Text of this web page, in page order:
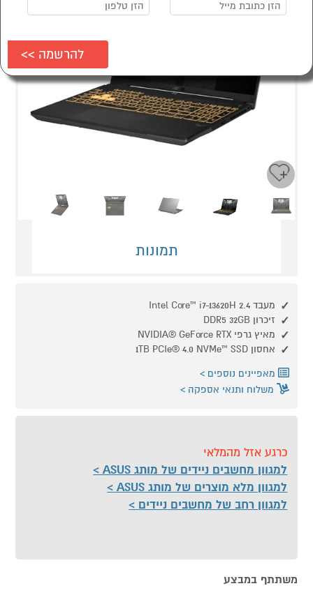
תמונות
מעבד Intel Core™ i7-13620H 2.4
זיכרון DDR5 32GB
מאיץ גרפי NVIDIA® GeForce RTX
אחסון 1TB PCIe® 4.0 NVMe™ SSD
מאפיינים נוספים
משלוח ותנאי אספקה
כרגע אזל מהמלאי
למגוון מחשבים ניידים של מותג ASUS
למגוון מלא מוצרים של מותג ASUS
למגוון רחב של מחשבים ניידים
משתתף במבצע